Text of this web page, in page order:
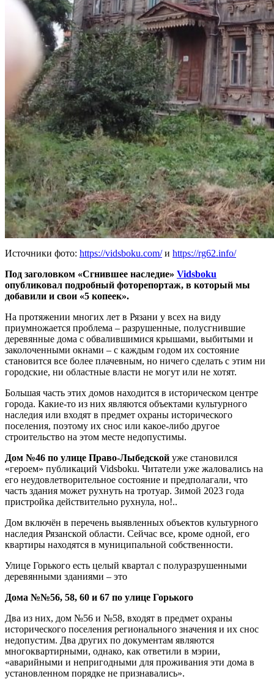
Источники фото: https://vidsboku.com/и https://rg62.info/
Под заголовком «Сгнившее наследие» Vidsboku
опубликовал подробный фоторепортаж, в который мы
добавили и свои «5 копеек».
На протяжении многих лет в Рязани у всех на виду
приумножается проблема – разрушенные, полусгнившие
деревянные дома с обвалившимися крышами, выбитыми и
заколоченными окнами – с каждым годом их состояние
становится все более плачевным, но ничего сделать с этим ни
городские, ни областные власти не могут или не хотят.
Большая часть этих домов находится в историческом центре
города. Какие-то из них являются объектами культурного
наследия или входят в предмет охраны исторического
поселения, поэтому их снос или какое-либо другое
строительство на этом месте недопустимы.
Дом №46 по улице Право-Лыбедской уже становился
«героем» публикаций Vidsboku. Читатели уже жаловались на
его неудовлетворительное состояние и предполагали, что
часть здания может рухнуть на тротуар. Зимой 2023 года
пристройка действительно рухнула, но!..
Дом включён в перечень выявленных объектов культурного
наследия Рязанской области. Сейчас все, кроме одной, его
квартиры находятся в муниципальной собственности.
Улице Горького есть целый квартал с полуразрушенными
деревянными зданиями – это
Дома №№56, 58, 60 и 67 по улице Горького
Два из них, дом №56 и №58, входят в предмет охраны
исторического поселения регионального значения и их снос
недопустим. Два других по документам являются
многоквартирными, однако, как ответили в мэрии,
«аварийными и непригодными для проживания эти дома в
установленном порядке не признавались».